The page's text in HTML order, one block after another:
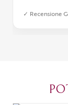
stato
✓ Recensione